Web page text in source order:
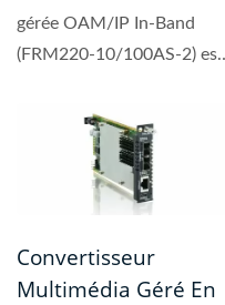
gérée OAM/IP In-Band
(FRM220-10/100AS-2) est
Ethernet...
Convertisseur
Multimédia Géré En